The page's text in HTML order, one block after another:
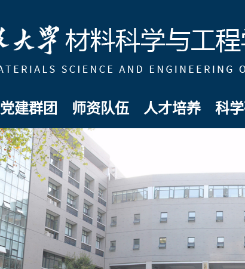
党建群团 师资队伍 人才培养 科